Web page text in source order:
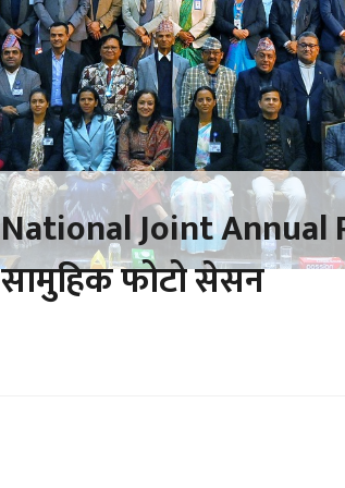
National Joint Annual
सामुहिक फोटो सेसन